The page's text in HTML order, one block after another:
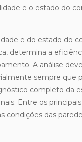
e o estado do
e do estado do
determina a
A análise
sempre que
completo da
Entre os
condições das